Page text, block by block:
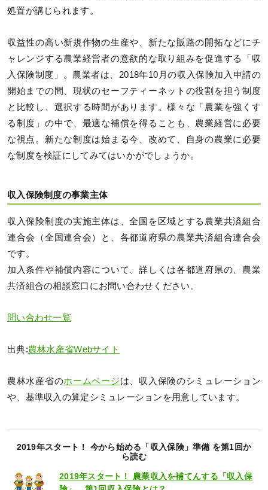
処置が講じられます。
収益性の高い新規作物の生産や、新たな販路の開拓などにチ
ャレンジする農業経営者の意欲的な取り組みを促進する「収
入保険制度」。農業者は、2018年10月の収入保険加入申請の
開始までの間、現状のセーフティーネットの役割を担う制度
と比較し、選択する時間があります。様々な「農業を強くす
る制度」の中で、最適な補償を得ることも、農業経営に必要
な視点。新たな制度は始まる今、改めて、自身の農業に必要
な制度を検証にしてみてはいかがでしょうか。
収入保険制度の事業主体
収入保険制度の実施主体は、全国を区域とする農業共済組合
連合会（全国連合会）と、各都道府県の農業共済組合連合会
です。
加入条件や補償内容について、詳しくは各都道府県の、農業
共済組合の相談窓口にお問い合わせください。
問い合わせ一覧
出典:農林水産省Webサイト
農林水産省のホームページは、収入保険のシミュレーション
や、基準収入の算定シミュレーションを用意しています。
2019年スタート！ 今から始める「収入保険」準備 を第1回か
ら読む
2019年スタート！ 農業収入を補てんする「収入保